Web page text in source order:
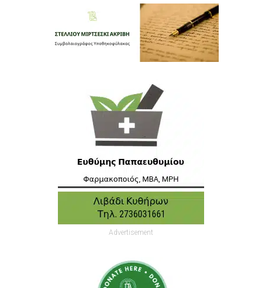
Advertisement